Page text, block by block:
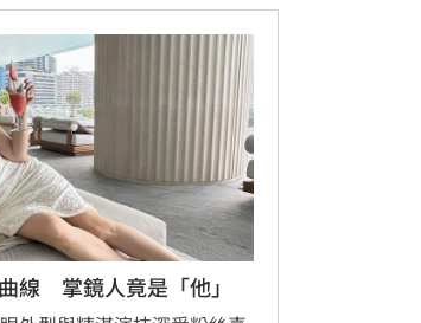
線 掌鏡人竟是「他」